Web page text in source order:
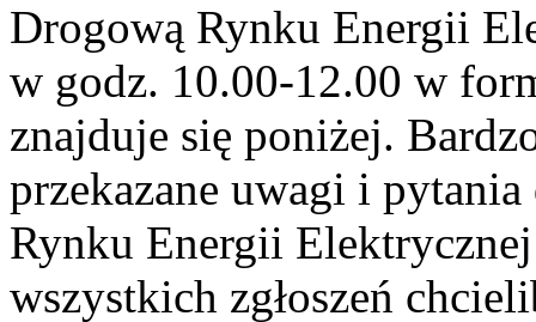
Drogową Rynku Energii
w godz. 10.00-12.00 w
znajduje się poniżej.
przekazane uwagi i
Rynku Energii
wszystkich zgłoszeń